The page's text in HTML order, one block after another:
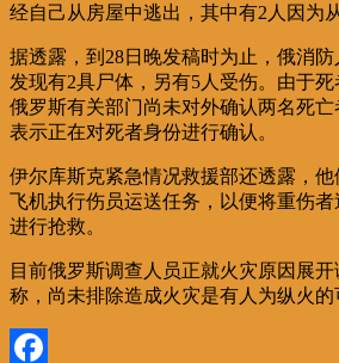
经自己从房屋中逃出，其中有2人因为
据透露，到28日晚发稿时为止，俄消
发现有2具尸体，另有5人受伤。由于
俄罗斯有关部门尚未对外确认两名死
表示正在对死者身份进行确认。
伊尔库斯克紧急情况救援部还透露，
飞机执行伤员运送任务，以便将重伤
进行抢救。
目前俄罗斯调查人员正就火灾原因展
称，尚未排除造成火灾是有人为纵火的